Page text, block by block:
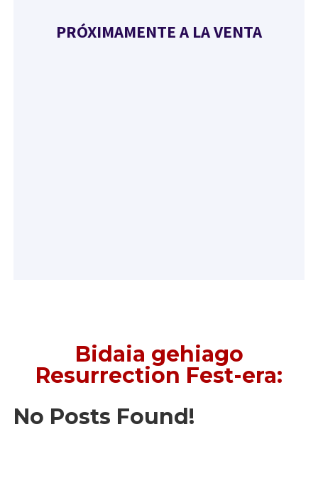
Bidaia gehiago
Resurrection Fest-era:
No Posts Found!